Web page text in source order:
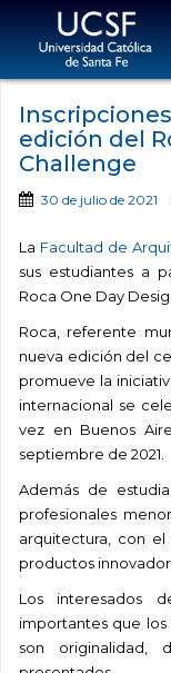
edición del
Challenge
30 de julio de 2021
La Facultad de
sus estudiantes a
Roca One Day
Roca, referente
nueva edición del
promueve la
internacional se
vez en Buenos
septiembre de 2021.
Además de
profesionales
arquitectura, con
productos
Los interesados
importantes que
son originalidad,